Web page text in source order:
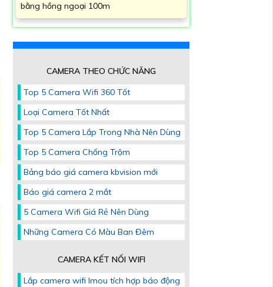
bằng hồng ngoại 100m
CAMERA THEO CHỨC NĂNG
Top 5 Camera Wifi 360 Tốt
Loại Camera Tốt Nhất
Top 5 Camera Lắp Trong Nhà Nên Dùng
Top 5 Camera Chống Trộm
Bảng báo giá camera kbvision mới
Báo giá camera 2 mắt
5 Camera Wifi Giá Rẻ Nên Dùng
Những Camera Có Màu Ban Đêm
CAMERA KẾT NỐI WIFI
Lắp camera wifi Imou tích hợp báo động